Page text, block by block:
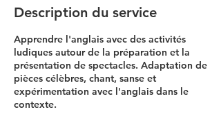
Description du service
Apprendre l'anglais avec des activités
ludiques autour de la préparation et la
présentation de spectacles. Adaptation de
pièces célèbres, chant, sanse et
expérimentation avec l'anglais dans le
contexte.